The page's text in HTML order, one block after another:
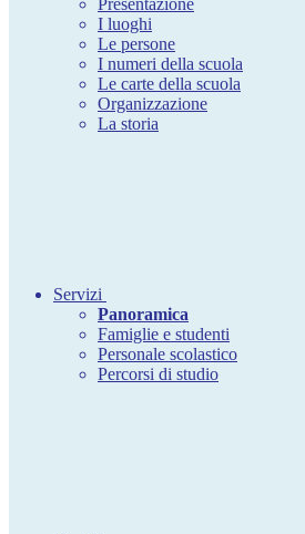
Presentazione
I luoghi
Le persone
I numeri della scuola
Le carte della scuola
Organizzazione
La storia
Servizi
Panoramica
Famiglie e studenti
Personale scolastico
Percorsi di studio